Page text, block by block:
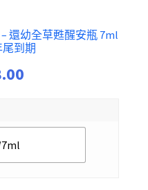
還幼全草甦醒安瓶 7ml
尾到期